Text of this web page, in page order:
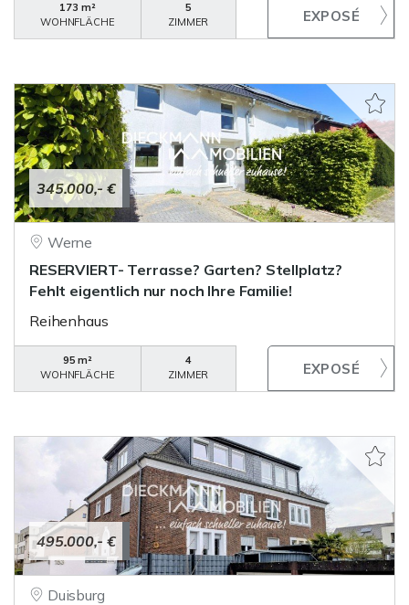
173 m²
WOHNFLÄCHE
5
ZIMMER
345.000,- €
Werne
RESERVIERT- Terrasse? Garten? Stellplatz?
Fehlt eigentlich nur noch Ihre Familie!
Reihenhaus
95 m²
WOHNFLÄCHE
4
ZIMMER
495.000,- €
Duisburg